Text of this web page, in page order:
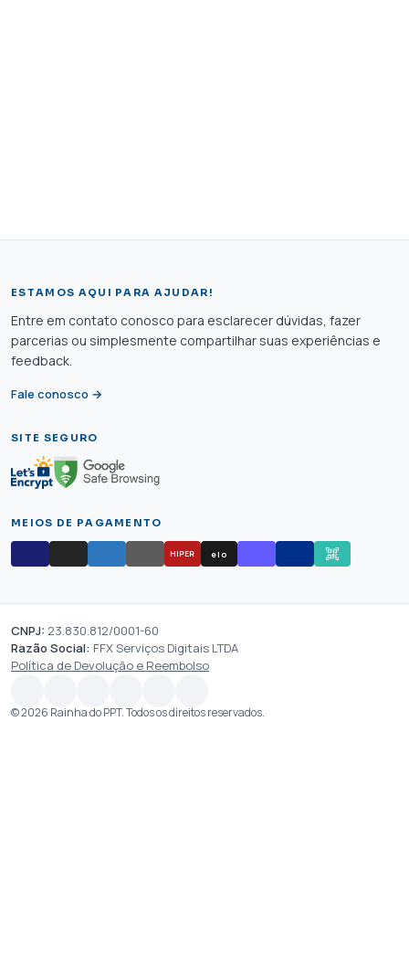
ESTAMOS AQUI PARA AJUDAR!
Entre em contato conosco para esclarecer dúvidas, fazer
parcerias ou simplesmente compartilhar suas experiências e
feedback.
Fale conosco →
SITE SEGURO
MEIOS DE PAGAMENTO
HIPER elo
CNPJ: 23.830.812/0001-60
Razão Social: FFX Serviços Digitais LTDA
Política de Devolução e Reembolso
© 2026 Rainha do PPT. Todos os direitos reservados.